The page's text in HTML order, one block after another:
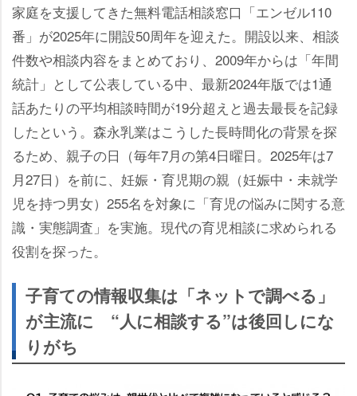
家庭を支援してきた無料電話相談窓口「エンゼル110
番」が2025年に開設50周年を迎えた。開設以来、相談
件数や相談内容をまとめており、2009年からは「年間
統計」として公表している中、最新2024年版では1通
話あたりの平均相談時間が19分超えと過去最長を記録
したという。森永乳業はこうした長時間化の背景を探
るため、親子の日（毎年7月の第4日曜日。2025年は7
月27日）を前に、妊娠・育児期の親（妊娠中・未就学
児を持つ男女）255名を対象に「育児の悩みに関する意
識・実態調査」を実施。現代の育児相談に求められる
役割を探った。
子育ての情報収集は「ネットで調べる」
が主流に “人に相談する”は後回しにな
りがち